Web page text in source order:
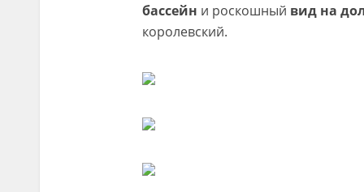
бассейн и роскошный вид на
королевский.